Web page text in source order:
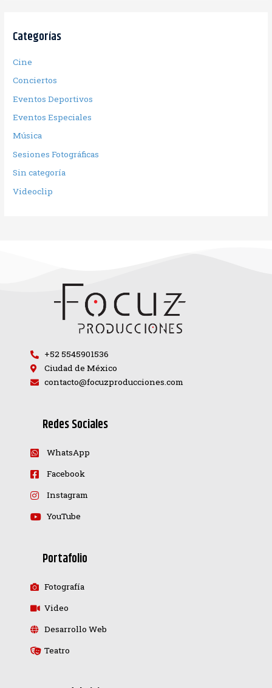
Categorías
Cine
Conciertos
Eventos Deportivos
Eventos Especiales
Música
Sesiones Fotográficas
Sin categoría
Videoclip
+52 5545901536
Ciudad de México
contacto@focuzproducciones.com
Redes Sociales
WhatsApp
Facebook
Instagram
YouTube
Portafolio
Fotografía
Video
Desarrollo Web
Teatro